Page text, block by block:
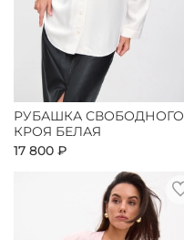
РУБАШКА СВОБОДНОГО
КРОЯ БЕЛАЯ
17 800 ₽